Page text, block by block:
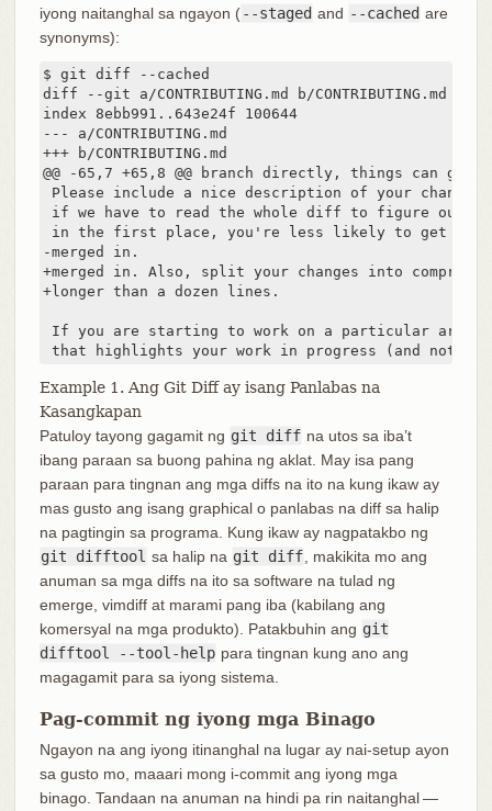
iyong naitanghal sa ngayon ( --staged and --cached are
synonyms):
$ git diff --cached
diff --git a/CONTRIBUTING.md b/CONTRIBUTING.md
index 8ebb991..643e24f 100644
--- a/CONTRIBUTING.md
+++ b/CONTRIBUTING.md
@@ -65,7 +65,8 @@ branch directly, things can get
Please include a nice description of your changes
if we have to read the whole diff to figure out
in the first place, you're less likely to get
-merged in.
+merged in. Also, split your changes into
+longer than a dozen lines.
If you are starting to work on a particular area,
that highlights your work in progress (and
Example 1. Ang Git Diff ay isang Panlabas na
Kasangkapan
Patuloy tayong gagamit ng git diff na utos sa iba’t
ibang paraan sa buong pahina ng aklat. May isa pang
paraan para tingnan ang mga diffs na ito na kung ikaw ay
mas gusto ang isang graphical o panlabas na diff sa halip
na pagtingin sa programa. Kung ikaw ay nagpatakbo ng
git difftool sa halip na git diff , makikita mo ang
anuman sa mga diffs na ito sa software na tulad ng
emerge, vimdiff at marami pang iba (kabilang ang
komersyal na mga produkto). Patakbuhin ang git
difftool --tool-help para tingnan kung ano ang
magagamit para sa iyong sistema.
Pag-commit ng iyong mga Binago
Ngayon na ang iyong itinanghal na lugar ay nai-setup ayon
sa gusto mo, maaari mong i-commit ang iyong mga
binago. Tandaan na anuman na hindi pa rin naitanghal —